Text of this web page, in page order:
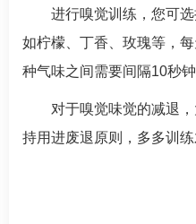
进行嗅觉训练，您可
如柠檬、丁香、玫瑰等，
种气味之间需要间隔10秒钟
对于嗅觉味觉的减退
持用进废退原则，多多训练